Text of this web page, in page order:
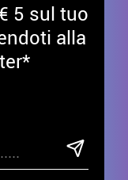
5 sul tuo
alla